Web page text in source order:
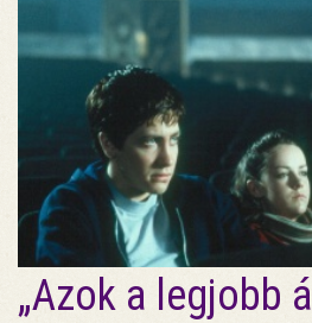
„Azok a legjobb